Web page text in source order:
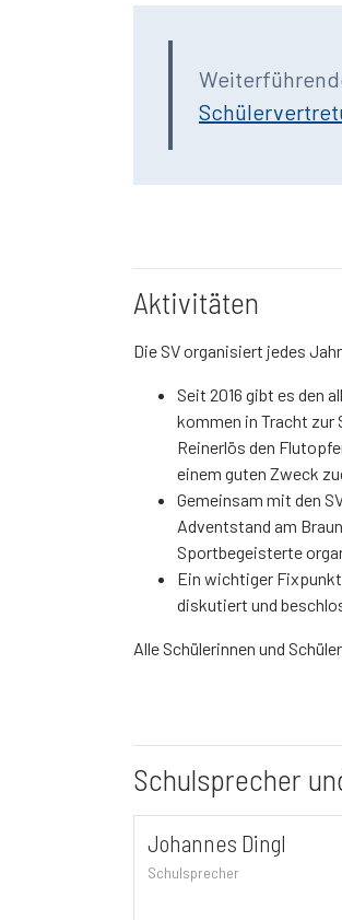
Aktivitäten
Die SV organisiert jedes
Seit 2016 gibt es den
kommen in Tracht zur
Reinerlös den
einem guten Zweck
Gemeinsam mit den
Adventstand am
Sportbegeisterte
Ein wichtiger
diskutiert und
Alle Schülerinnen und
Schulsprecher
Johannes Dingl
Schulsprecher